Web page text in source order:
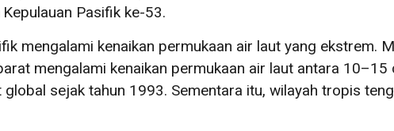
Pasifik ke-53.
mengalami kenaikan permukaan air laut yang ekstrem.
mengalami kenaikan permukaan air laut antara
sejak tahun 1993. Sementara itu, wilayah tropis